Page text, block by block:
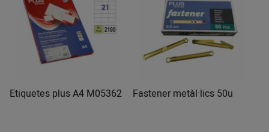
Etiquetes plus A4 M05362 Fastener metàl·lics 50u